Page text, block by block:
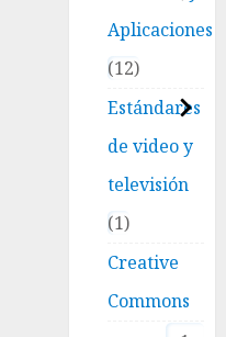
Aplicaciones
12
Estándares
de video y
televisión
1
Creative
Commons